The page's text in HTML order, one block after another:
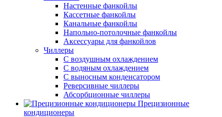
Настенные фанкойлы
Кассетные фанкойлы
Канальные фанкойлы
Напольно-потолочные фанкойлы
Аксессуары для фанкойлов
Чиллеры
С воздушным охлаждением
С водяным охлаждением
С выносным конденсатором
Реверсивные чиллеры
Абсорбционные чиллеры
Прецизионные
кондиционеры